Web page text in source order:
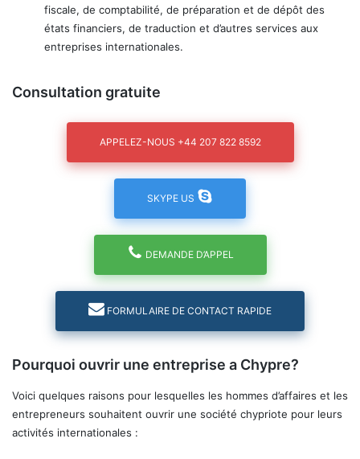
fiscale, de comptabilité, de préparation et de dépôt des
états financiers, de traduction et d’autres services aux
entreprises internationales.
Consultation gratuite
APPELEZ-NOUS +44 207 822 8592
SKYPE US
DEMANDE D’APPEL
FORMULAIRE DE CONTACT RAPIDE
Pourquoi ouvrir une entreprise a Chypre?
Voici quelques raisons pour lesquelles les hommes d’affaires et les
entrepreneurs souhaitent ouvrir une société chypriote pour leurs
activités internationales :